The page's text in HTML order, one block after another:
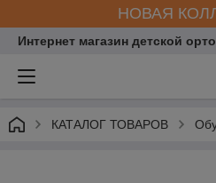
НОВАЯ
Интернет магазин детской
КАТАЛОГ ТОВАРОВ